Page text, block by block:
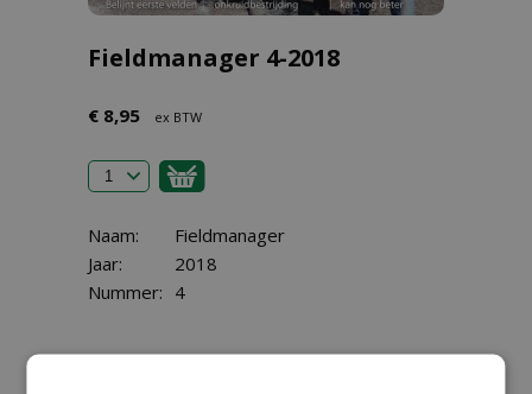
Fieldmanager 4-2018
€ 8,95 ex BTW
Naam:
Fieldmanager
Jaar:
2018
Nummer: 4